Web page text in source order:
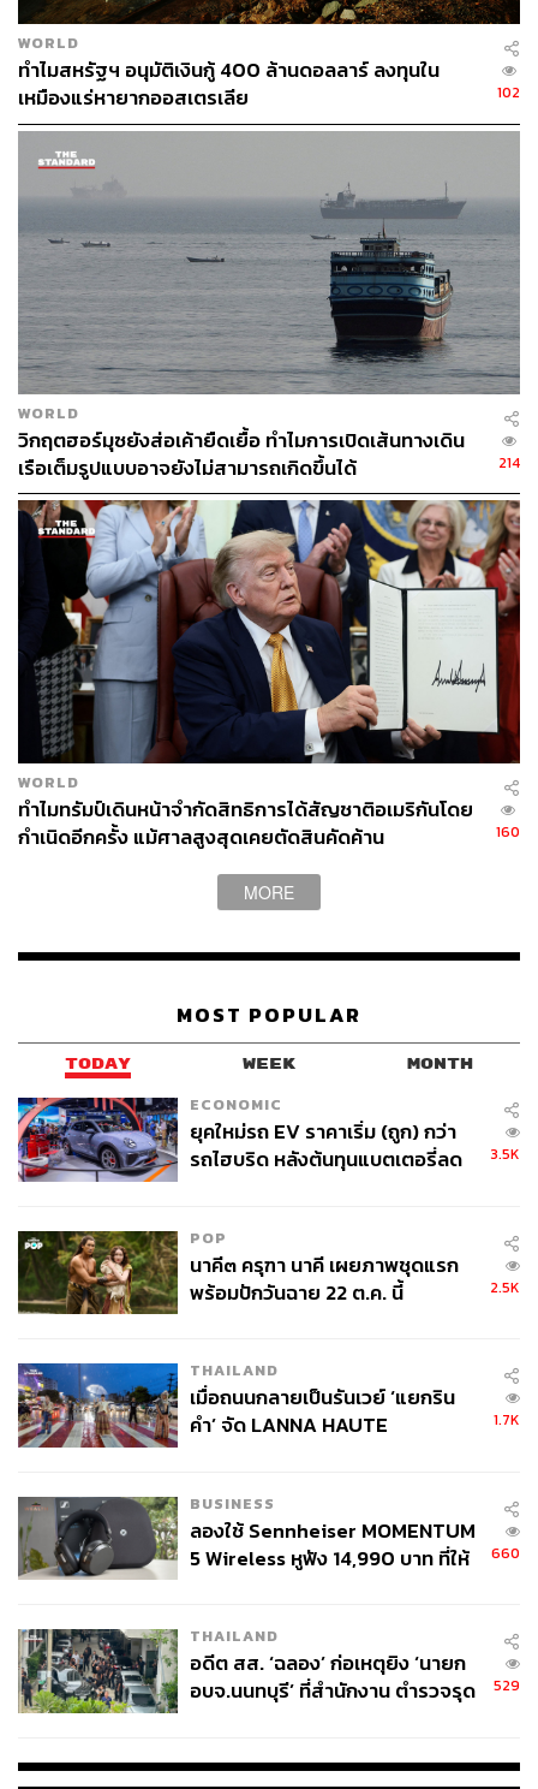
Middle East
542
ABOUT THE AUTHOR
อัยย์ลดา แซ่โค้ว
Content Creator กองบรรณาธิการข่าวต่าง
WORLD
ทำไมสหรัฐฯ อนุมัติเงินกู้ 400 ล้านดอลลาร์ ลงทุนใน
เหมืองแร่หายากออสเตรเลีย
102
WORLD
วิกฤตฮอร์มุซยังส่อเค้ายืดเยื้อ ทำไมการเปิดเส้นทางเดิน
เรือเต็มรูปแบบอาจยังไม่สามารถเกิดขึ้นได้
214
WORLD
ทำไมทรัมป์เดินหน้าจำกัดสิทธิการได้สัญชาติอเมริกันโดย
กำเนิดอีกครั้ง แม้ศาลสูงสุดเคยตัดสินคัดค้าน
160
MORE
MOST POPULAR
TODAY WEEK MONTH
ECONOMIC
ยุคใหม่รถ EV ราคาเริ่ม (ถูก) กว่า
รถไฮบริด หลังต้นทุนแบตเตอรี่ลด
3.5K
POP
นาคี๓ ครุฑา นาคี เผยภาพชุดแรก
พร้อมปักวันฉาย 22 ต.ค. นี้
2.5K
THAILAND
เมื่อถนนกลายเป็นรันเวย์ ‘แยกริน
คำ’ จัด LANNA HAUTE
1.7K
BUSINESS
ลองใช้ Sennheiser MOMENTUM
5 Wireless หูฟัง 14,990 บาท ที่ให้
660
THAILAND
อดีต สส. ‘ฉลอง’ ก่อเหตุยิง ‘นายก
อบจ.นนทบุรี’ ที่สำนักงาน ตำรวจรุด
529